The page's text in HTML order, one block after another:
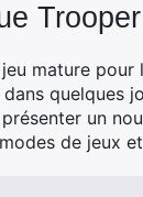
mature pour
quelques
un
de jeux